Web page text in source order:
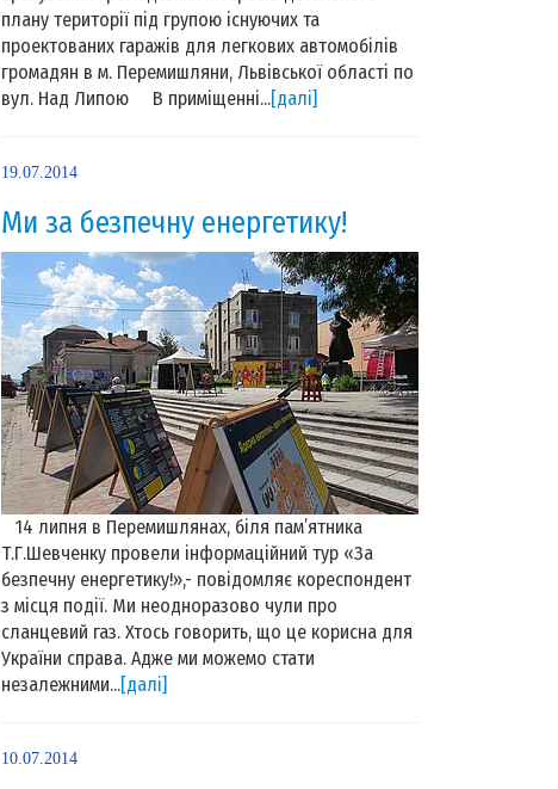
плану території під групою існуючих та
проектованих гаражів для легкових автомобілів
громадян в м. Перемишляни, Львівської області по
вул. Над Липою В приміщенні...[далі]
19.07.2014
Ми за безпечну енергетику!
14 липня в Перемишлянах, біля пам’ятника
Т.Г.Шевченку провели інформаційний тур «За
безпечну енергетику!»,- повідомляє кореспондент
з місця події. Ми неодноразово чули про
сланцевий газ. Хтось говорить, що це корисна для
України справа. Адже ми можемо стати
незалежними...[далі]
10.07.2014